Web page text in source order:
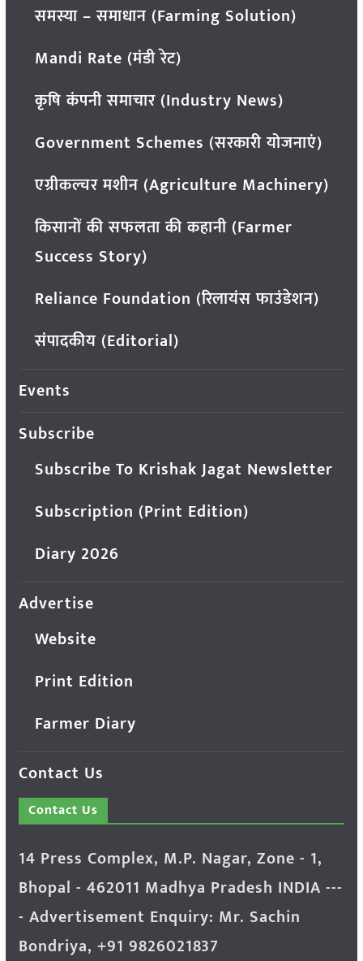
समस्या – समाधान (Farming Solution)
Mandi Rate (मंडी रेट)
कृषि कंपनी समाचार (Industry News)
Government Schemes (सरकारी योजनाएं)
एग्रीकल्चर मशीन (Agriculture Machinery)
किसानों की सफलता की कहानी (Farmer
Success Story)
Reliance Foundation (रिलायंस फाउंडेशन)
संपादकीय (Editorial)
Events
Subscribe
Subscribe To Krishak Jagat Newsletter
Subscription (Print Edition)
Diary 2026
Advertise
Website
Print Edition
Farmer Diary
Contact Us
Contact Us
14 Press Complex, M.P. Nagar, Zone - 1,
Bhopal - 462011 Madhya Pradesh INDIA ---
- Advertisement Enquiry: Mr. Sachin
Bondriya, +91 9826021837